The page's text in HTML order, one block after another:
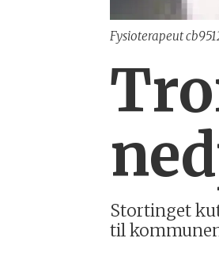
Fysioterapeut
Stor­tin­get
til